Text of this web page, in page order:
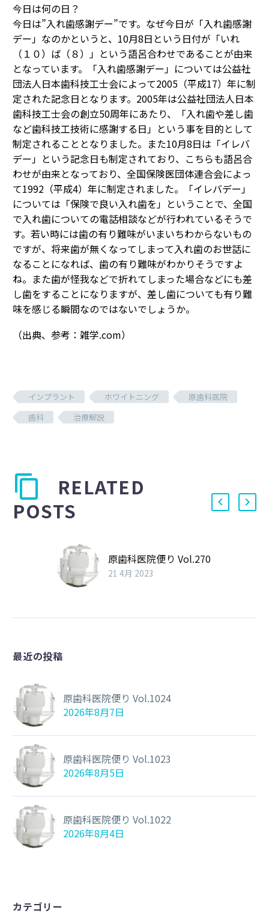
今日は何の日？
今日は”入れ歯感謝デー”です。なぜ今日が「入れ歯感謝
デー」なのかというと、10月8日という日付が「いれ
（１０）ば（８）」という語呂合わせであることが由来
となっています。「入れ歯感謝デー」については公益社
団法人日本歯科技工士会によって2005（平成17）年に制
定された記念日となります。2005年は公益社団法人日本
歯科技工士会の創立50周年にあたり、「入れ歯や差し歯
など歯科技工技術に感謝する日」という事を目的として
制定されることとなりました。また10月8日は「イレバ
デー」という記念日も制定されており、こちらも語呂合
わせが由来となっており、全国保険医団体連合会によっ
て1992（平成4）年に制定されました。「イレバデー」
については「保険で良い入れ歯を」ということで、全国
で入れ歯についての電話相談などが行われているそうで
す。若い時には歯の有り難味がいまいちわからないもの
ですが、将来歯が無くなってしまって入れ歯のお世話に
なることになれば、歯の有り難味がわかりそうですよ
ね。また歯が怪我などで折れてしまった場合などにも差
し歯をすることになりますが、差し歯についても有り難
味を感じる瞬間なのではないでしょうか。
（出典、参考：雑学.com）
インプラント ホワイトニング
原歯科医院
歯科
治療解説
RELATED
POSTS
原歯科医院便り Vol.270
21 4月 2023
最近の投稿
原歯科医院便り Vol.1024
2026年8月7日
原歯科医院便り Vol.1023
2026年8月5日
原歯科医院便り Vol.1022
2026年8月4日
カテゴリー